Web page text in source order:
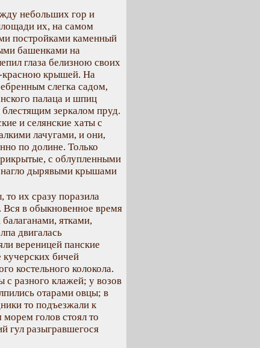
небольших гор и
их, на самом
постройками каменный
башенками на
глаза белизною своих
красною крышей. На
слегка садом,
палаца и шпиц
зеркалом пруд.
и селянские хаты с
лачугами, и они,
по долине. Только
с облупленными
дырявыми крышами
то их сразу поразила
в обыкновенное время
ятками,
двигалась
вереницей панские
бичей
костельного колокола.
с разного клажей; у возов
отарами овцы; в
то подъезжали к
голов стоял то
гул разыгравшегося